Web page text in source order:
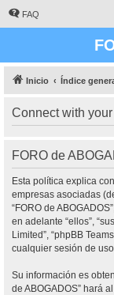
FAQ
Inicio Índice
Connect with
FORO de
Esta política explica
empresas asociadas
“FORO de
en adelante “ellos”,
Limited”, “phpBB
cualquier sesión de
Su información es
de ABOGADOS” hará